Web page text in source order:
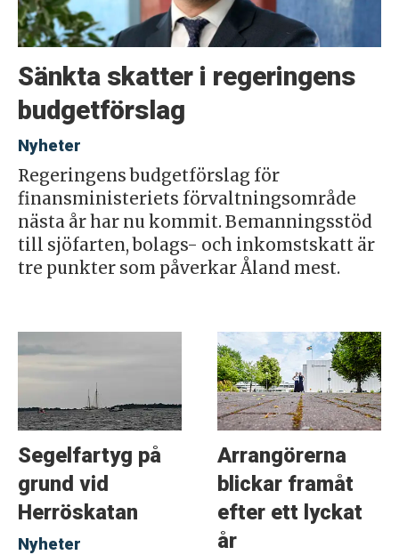
Sänkta skatter i regeringens
budgetförslag
Nyheter
Regeringens budgetförslag för
finansministeriets förvaltningsområde
nästa år har nu kommit. Bemanningsstöd
till sjöfarten, bolags- och inkomstskatt är
tre punkter som påverkar Åland mest.
Segelfartyg på
grund vid
Herröskatan
Nyheter
Arrangörerna
blickar framåt
efter ett lyckat
år